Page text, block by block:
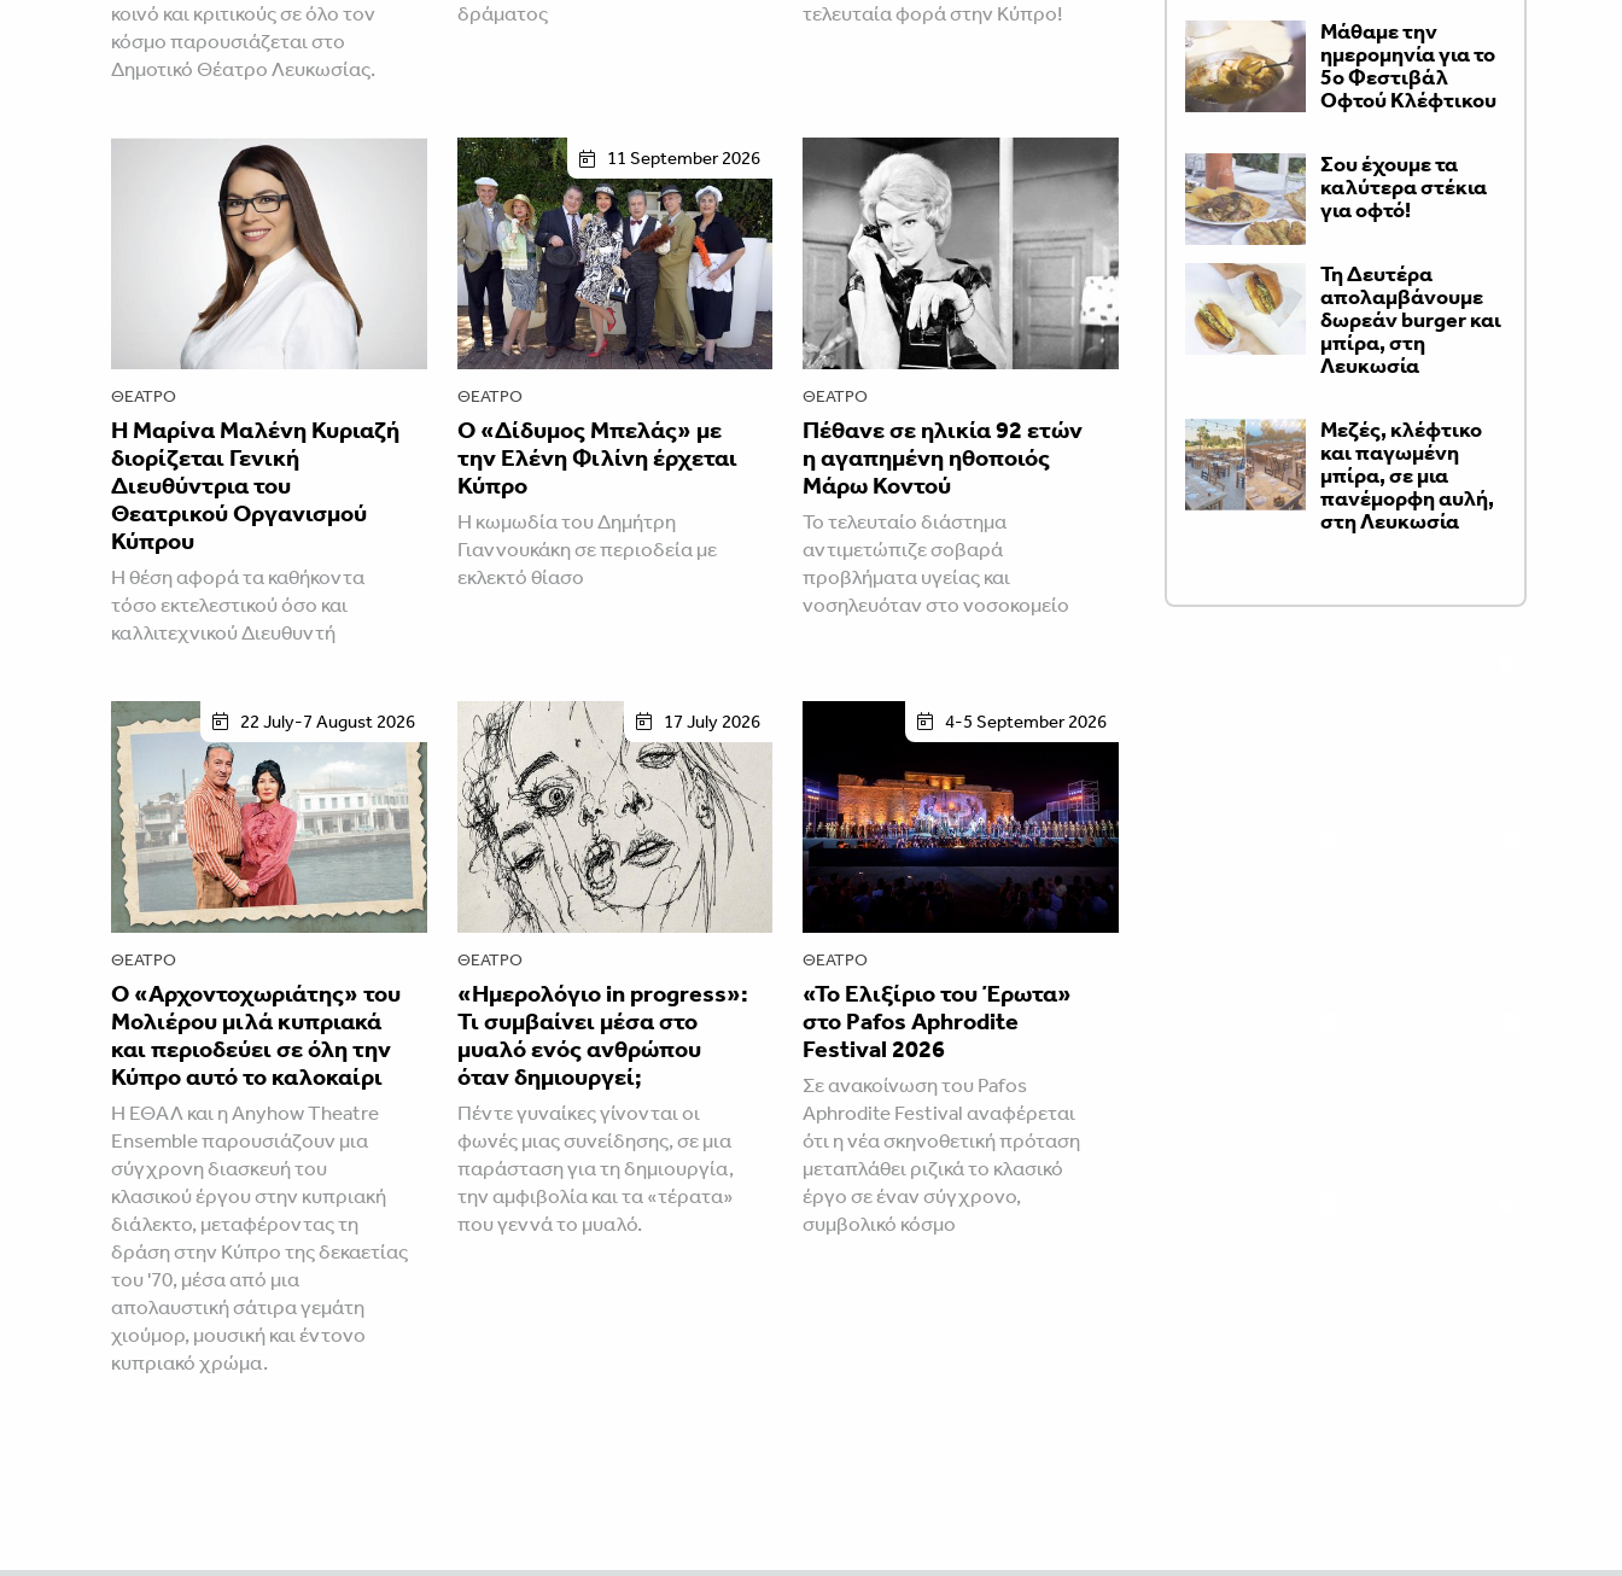
κοινό και κριτικούς σε όλο τον
κόσμο παρουσιάζεται στο
Δημοτικό Θέατρο Λευκωσίας.
δράματος
τελευταία φορά στην Κύπρο!
ΘΈΑΤΡΟ
Η Μαρίνα Μαλένη Κυριαζή
διορίζεται Γενική
Διευθύντρια του
Θεατρικού Οργανισμού
Κύπρου
Η θέση αφορά τα καθήκοντα
τόσο εκτελεστικού όσο και
καλλιτεχνικού Διευθυντή
11 September 2026
ΘΈΑΤΡΟ
Ο «Δίδυμος Μπελάς» με
την Ελένη Φιλίνη έρχεται
Κύπρο
Η κωμωδία του Δημήτρη
Γιαννουκάκη σε περιοδεία με
εκλεκτό θίασο
ΘΈΑΤΡΟ
Πέθανε σε ηλικία 92 ετών
η αγαπημένη ηθοποιός
Μάρω Κοντού
Το τελευταίο διάστημα
αντιμετώπιζε σοβαρά
προβλήματα υγείας και
νοσηλευόταν στο νοσοκομείο
22 July-7 August 2026
ΘΈΑΤΡΟ
Ο «Αρχοντοχωριάτης» του
Μολιέρου μιλά κυπριακά
και περιοδεύει σε όλη την
Κύπρο αυτό το καλοκαίρι
Η ΕΘΑΛ και η Anyhow Theatre
Ensemble παρουσιάζουν μια
σύγχρονη διασκευή του
κλασικού έργου στην κυπριακή
διάλεκτο, μεταφέροντας τη
δράση στην Κύπρο της δεκαετίας
του '70, μέσα από μια
απολαυστική σάτιρα γεμάτη
χιούμορ, μουσική και έντονο
κυπριακό χρώμα.
17 July 2026
ΘΈΑΤΡΟ
«Ημερολόγιο in progress»:
Τι συμβαίνει μέσα στο
μυαλό ενός ανθρώπου
όταν δημιουργεί;
Πέντε γυναίκες γίνονται οι
φωνές μιας συνείδησης, σε μια
παράσταση για τη δημιουργία,
την αμφιβολία και τα «τέρατα»
που γεννά το μυαλό.
4-5 September 2026
ΘΈΑΤΡΟ
«Το Ελιξίριο του Έρωτα»
στο Pafos Aphrodite
Festival 2026
Σε ανακοίνωση του Pafos
Aphrodite Festival αναφέρεται
ότι η νέα σκηνοθετική πρόταση
μεταπλάθει ριζικά το κλασικό
έργο σε έναν σύγχρονο,
συμβολικό κόσμο
Μάθαμε την
ημερομηνία για το
5ο Φεστιβάλ
Οφτού Κλέφτικου
Σου έχουμε τα
καλύτερα στέκια
για οφτό!
Τη Δευτέρα
απολαμβάνουμε
δωρεάν burger και
μπίρα, στη
Λευκωσία
Μεζές, κλέφτικο
και παγωμένη
μπίρα, σε μια
πανέμορφη αυλή,
στη Λευκωσία